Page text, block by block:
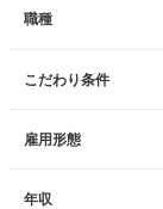
職種
こだわり条件
雇用形態
年収